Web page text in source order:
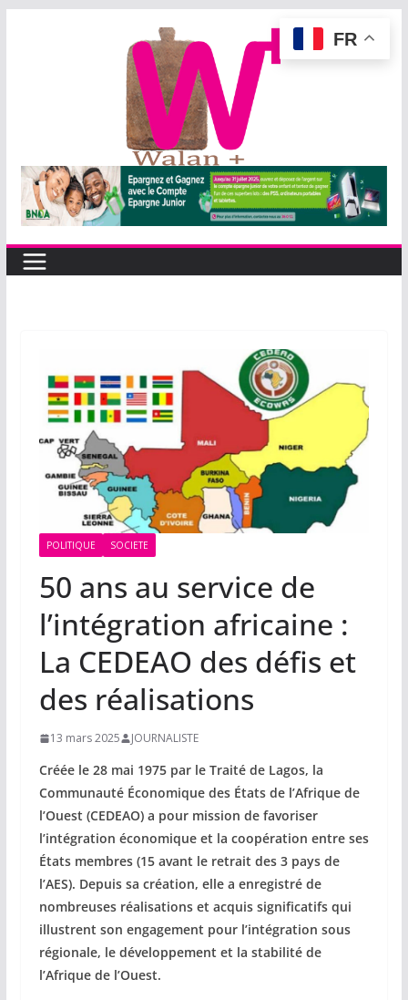
POLITIQUE SOCIETE
50 ans au service de
l’intégration africaine :
La CEDEAO des défis et
des réalisations
13 mars 2025 JOURNALISTE
Créée le 28 mai 1975 par le Traité de Lagos, la
Communauté Économique des États de l’Afrique de
l’Ouest (CEDEAO) a pour mission de favoriser
l’intégration économique et la coopération entre ses
États membres (15 avant le retrait des 3 pays de
l’AES). Depuis sa création, elle a enregistré de
nombreuses réalisations et acquis significatifs qui
illustrent son engagement pour l’intégration sous
régionale, le développement et la stabilité de
l’Afrique de l’Ouest.
FR